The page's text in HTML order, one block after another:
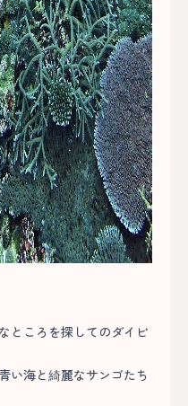
ところを探してのダイビ
い海と綺麗なサンゴたち